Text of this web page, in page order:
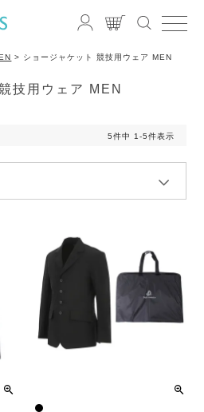
ショージャケット 競技用ウェア MEN
技用ウェア MEN
5件中 1 -5件表示